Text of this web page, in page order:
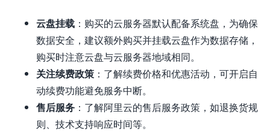
云盘挂载 ：购买的云服务器默认配备系统盘，为确保
数据安全，建议额外购买并挂载云盘作为数据存储，
购买时注意云盘与云服务器地域相同。
关注续费政策 ：了解续费价格和优惠活动，可开启自
动续费功能避免服务中断。
售后服务 ：了解阿里云的售后服务政策，如退换货规
则、技术支持响应时间等。